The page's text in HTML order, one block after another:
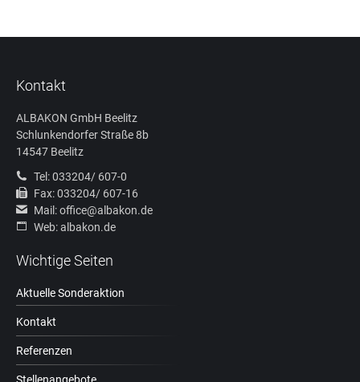
Kontakt
ALBAKON GmbH Beelitz
Schlunkendorfer Straße 8b
14547 Beelitz
Tel: 033204/ 607-0
Fax: 033204/ 607-16
Mail: office@albakon.de
Web: albakon.de
Wichtige Seiten
Aktuelle Sonderaktion
Kontakt
Referenzen